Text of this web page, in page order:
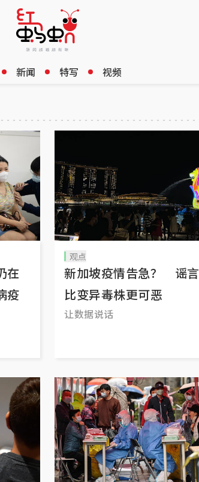
新闻 特写 视频
在
疫
观点
新加坡疫情告急？ 谣言
比变异毒株更可恶
让数据说话